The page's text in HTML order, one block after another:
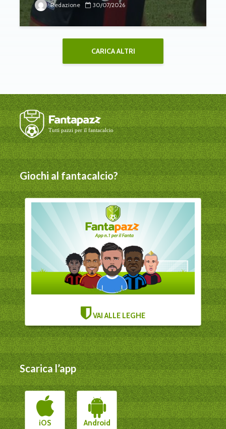
Redazione 30/07/2026
CARICA ALTRI
Giochi al fantacalcio?
VAI ALLE LEGHE
Scarica l’app
iOS Android